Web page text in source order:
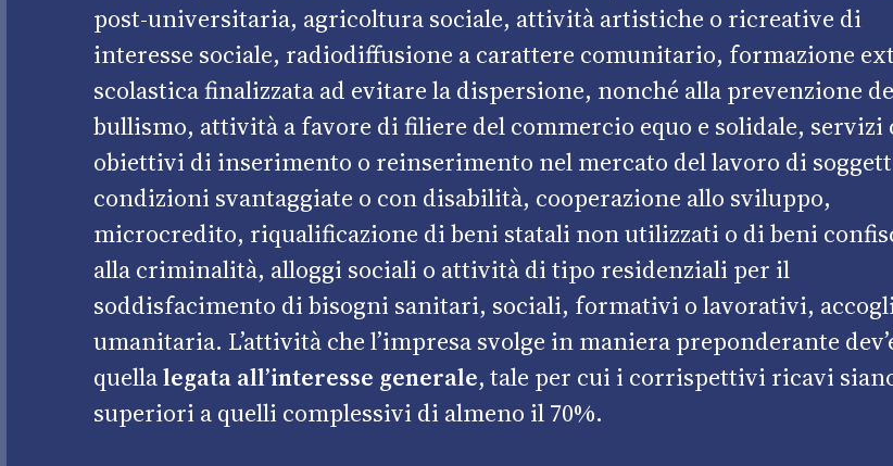
post-universitaria, agricoltura sociale, attività artistiche o ricreative di
interesse sociale, radiodiffusione a carattere comunitario, formazione
scolastica finalizzata ad evitare la dispersione, nonché alla prevenzione
bullismo, attività a favore di filiere del commercio equo e solidale, servizi
obiettivi di inserimento o reinserimento nel mercato del lavoro di
condizioni svantaggiate o con disabilità, cooperazione allo sviluppo,
microcredito, riqualificazione di beni statali non utilizzati o di beni
alla criminalità, alloggi sociali o attività di tipo residenziali per il
soddisfacimento di bisogni sanitari, sociali, formativi o lavorativi,
umanitaria. L’attività che l’impresa svolge in maniera preponderante
quellalegata all’interesse generale, tale per cui i corrispettivi ricavi
superiori a quelli complessivi di almeno il 70%.